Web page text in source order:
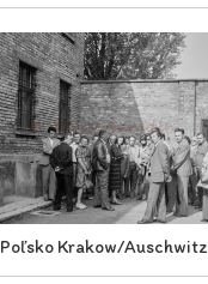
Poľsko Krakow/Auschwitz